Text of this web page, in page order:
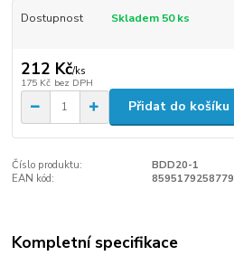
Dostupnost Skladem 50 ks
212 Kč/ks
175 Kč bez DPH
Přidat do košíku
Číslo produktu:
BDD20-1
EAN kód:
8595179258779
Kompletní specifikace